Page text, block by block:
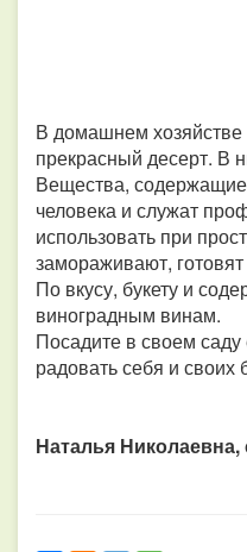
В домашнем
прекрасный десерт. В
Вещества,
человека и служат
использовать при
замораживают,
По вкусу, букету и
виноградным винам.
Посадите в своем саду
радовать себя и
Наталья